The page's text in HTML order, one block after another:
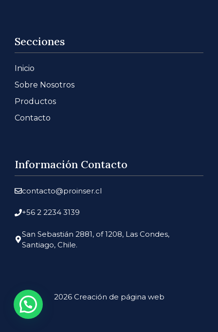
Secciones
Inicio
Sobre Nosotros
Productos
Contacto
Información Contacto
contacto@proinser.cl
+56 2 2234 3139
San Sebastián 2881, of 1208, Las Condes,
Santiago, Chile.
2026 Creación de página web